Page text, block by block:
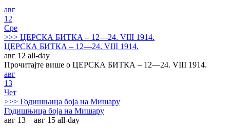
авг
12
Сре
>>> ЦЕРСКА БИТКА – 12—24. VIII 1914.
ЦЕРСКА БИТКА – 12—24. VIII 1914.
авг 12 all-day
Прочитајте више о ЦЕРСКА БИТКА – 12—24. VIII 1914.
авг
13
Чет
>>> Годишњица боја на Мишару
Годишњица боја на Мишару
авг 13 – авг 15 all-day